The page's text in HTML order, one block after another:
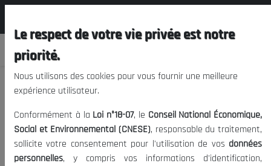
Nous vous prions de nous
excuser, mais l'accès à ce
contenu est restreint.
Le respect de votre vie privée est notre
priorité.
Nous utilisons des cookies pour vous fournir une meilleure
expérience utilisateur.
Conformément à la Loi n°18-07, le Conseil National Économique,
Social et Environnemental (CNESE), responsable du traitement,
sollicite votre consentement pour l'utilisation de vos données
personnelles, y compris vos informations d'identification,